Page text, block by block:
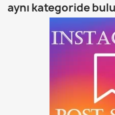
aynı kategoride